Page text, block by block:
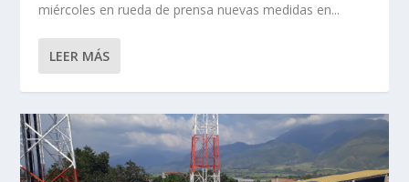
miércoles en rueda de prensa nuevas medidas en...
LEER MÁS